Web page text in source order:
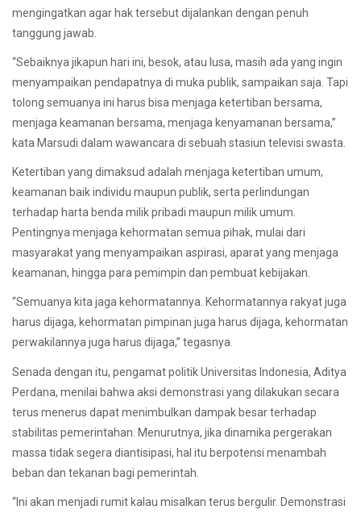
mengingatkan agar hak tersebut dijalankan dengan penuh
tanggung jawab.
“Sebaiknya jikapun hari ini, besok, atau lusa, masih ada yang ingin
menyampaikan pendapatnya di muka publik, sampaikan saja. Tapi
tolong semuanya ini harus bisa menjaga ketertiban bersama,
menjaga keamanan bersama, menjaga kenyamanan bersama,”
kata Marsudi dalam wawancara di sebuah stasiun televisi swasta.
Ketertiban yang dimaksud adalah menjaga ketertiban umum,
keamanan baik individu maupun publik, serta perlindungan
terhadap harta benda milik pribadi maupun milik umum.
Pentingnya menjaga kehormatan semua pihak, mulai dari
masyarakat yang menyampaikan aspirasi, aparat yang menjaga
keamanan, hingga para pemimpin dan pembuat kebijakan.
“Semuanya kita jaga kehormatannya. Kehormatannya rakyat juga
harus dijaga, kehormatan pimpinan juga harus dijaga, kehormatan
perwakilannya juga harus dijaga,” tegasnya.
Senada dengan itu, pengamat politik Universitas Indonesia, Aditya
Perdana, menilai bahwa aksi demonstrasi yang dilakukan secara
terus menerus dapat menimbulkan dampak besar terhadap
stabilitas pemerintahan. Menurutnya, jika dinamika pergerakan
massa tidak segera diantisipasi, hal itu berpotensi menambah
beban dan tekanan bagi pemerintah.
“Ini akan menjadi rumit kalau misalkan terus bergulir. Demonstrasi